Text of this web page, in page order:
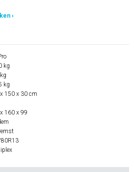
›
kg
kg
150 x 30 cm
160 x 99